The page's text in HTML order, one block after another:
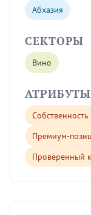
Абхазия
СЕКТОРЫ
Вино
АТРИБУТЫ
Собственность
Премиум-
Проверенный